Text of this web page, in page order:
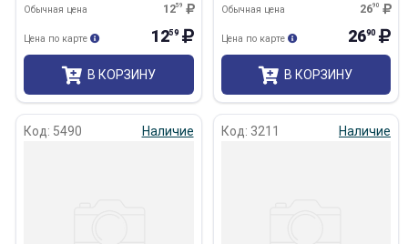
1259
Обычная цена
1259
Цена по карте
В КОРЗИНУ
2690
Обычная цена
2690
Цена по карте
В КОРЗИНУ
Код: 5490 Наличие Код: 3211 Наличие